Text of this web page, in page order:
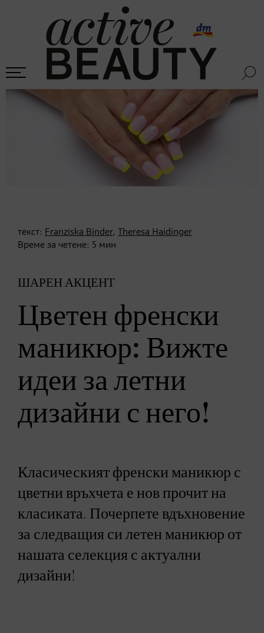
текст: Franziska Binder,
Theresa Haidinger
Време за четене: 5 мин
ШАРЕН АКЦЕНТ
Цветен френски
маникюр: Вижте
идеи за летни
дизайни с него!
Класическият френски маникюр с
цветни връхчета е нов прочит на
класиката. Почерпете вдъхновение
за следващия си летен маникюр от
нашата селекция с актуални
дизайни!